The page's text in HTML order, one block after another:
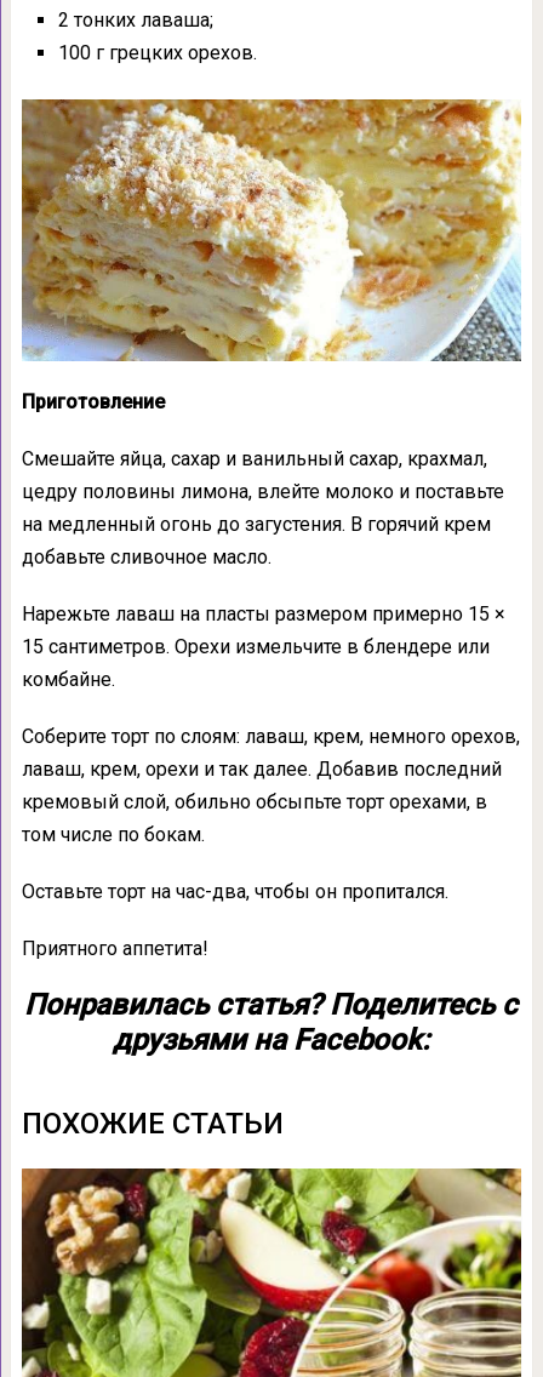
2 тонких лаваша;
100 г грецких орехов.
Приготовление
Смешайте яйца, сахар и ванильный сахар, крахмал,
цедру половины лимона, влейте молоко и поставьте
на медленный огонь до загустения. В горячий крем
добавьте сливочное масло.
Нарежьте лаваш на пласты размером примерно 15 ×
15 сантиметров. Орехи измельчите в блендере или
комбайне.
Соберите торт по слоям: лаваш, крем, немного орехов,
лаваш, крем, орехи и так далее. Добавив последний
кремовый слой, обильно обсыпьте торт орехами, в
том числе по бокам.
Оставьте торт на час-два, чтобы он пропитался.
Приятного аппетита!
Понравилась статья? Поделитесь с
друзьями на Facebook:
ПОХОЖИЕ СТАТЬИ